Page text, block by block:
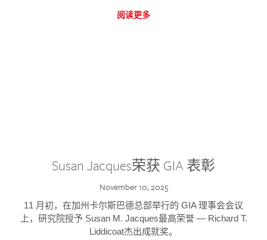
阅读更多
Susan Jacques荣获 GIA 表彰
November 10, 2025
11 月初，在加州卡尔斯巴德总部举行的 GIA 理事会会议
上，研究院授予 Susan M. Jacques最高荣誉 — Richard T.
Liddicoat杰出成就奖。